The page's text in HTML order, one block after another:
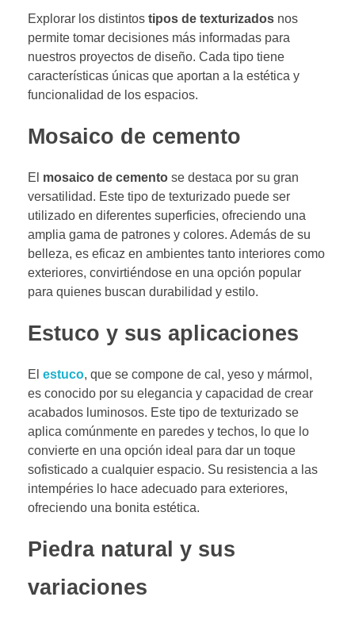
Explorar los distintos tipos de texturizados nos
permite tomar decisiones más informadas para
nuestros proyectos de diseño. Cada tipo tiene
características únicas que aportan a la estética y
funcionalidad de los espacios.
Mosaico de cemento
El mosaico de cemento se destaca por su gran
versatilidad. Este tipo de texturizado puede ser
utilizado en diferentes superficies, ofreciendo una
amplia gama de patrones y colores. Además de su
belleza, es eficaz en ambientes tanto interiores como
exteriores, convirtiéndose en una opción popular
para quienes buscan durabilidad y estilo.
Estuco y sus aplicaciones
El estuco, que se compone de cal, yeso y mármol,
es conocido por su elegancia y capacidad de crear
acabados luminosos. Este tipo de texturizado se
aplica comúnmente en paredes y techos, lo que lo
convierte en una opción ideal para dar un toque
sofisticado a cualquier espacio. Su resistencia a las
intempéries lo hace adecuado para exteriores,
ofreciendo una bonita estética.
Piedra natural y sus
variaciones